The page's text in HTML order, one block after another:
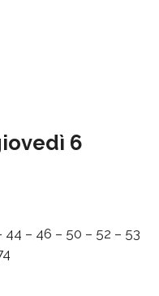
6
44 – 46 – 50 – 52 – 53